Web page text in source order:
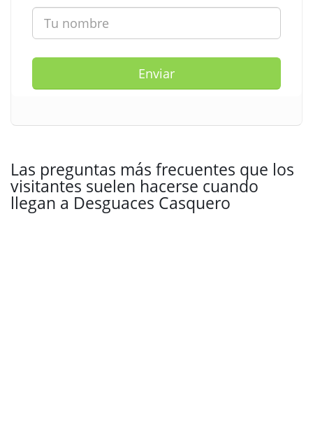
Enviar
Las preguntas más frecuentes que los
visitantes suelen hacerse cuando
llegan a Desguaces Casquero